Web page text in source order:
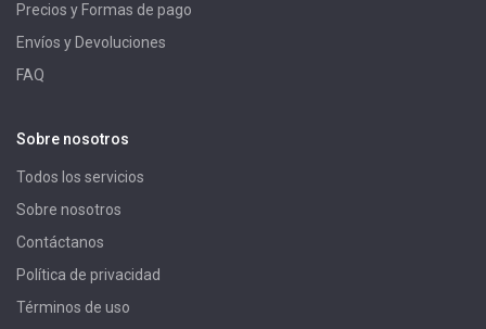
Precios y Formas de pago
Envíos y Devoluciones
FAQ
Sobre nosotros
Todos los servicios
Sobre nosotros
Contáctanos
Política de privacidad
Términos de uso